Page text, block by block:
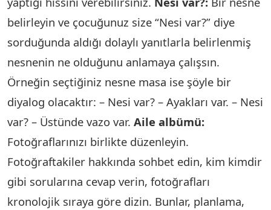
belirleyin ve çocuğunuz size “Nesi var?” diye
sorduğunda aldığı dolaylı yanıtlarla belirlenmiş
nesnenin ne olduğunu anlamaya çalışsın.
Örneğin seçtiğiniz nesne masa ise şöyle bir
diyalog olacaktır: – Nesi var? – Ayakları var. – Nesi
var? – Üstünde vazo var. Aile albümü:
Fotoğraflarınızı birlikte düzenleyin.
Fotoğraftakiler hakkında sohbet edin, kim kimdir
gibi sorularına cevap verin, fotoğrafları
kronolojik sıraya göre dizin. Bunlar, planlama,